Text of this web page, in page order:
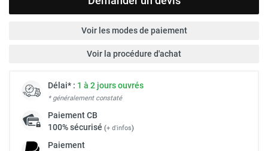
Voir les modes de paiement
Voir la procédure d'achat
Délai* : 1 à 2 jours ouvrés
* généralement constaté
PaiementCB
100% sécurisé (+ d'infos)
Paiement